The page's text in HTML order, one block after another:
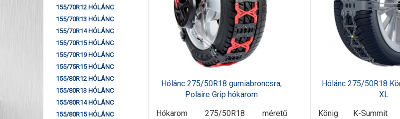
155/70R12 HÓLÁNC
155/70R13 HÓLÁNC
155/70R14 HÓLÁNC
155/70R15 HÓLÁNC
155/70R19 HÓLÁNC
155/75R15 HÓLÁNC
155/80R12 HÓLÁNC
155/80R13 HÓLÁNC
155/80R14 HÓLÁNC
155/80R15 HÓLÁNC
Hólánc 275/50R18 gumiabroncsra,
Polaire Grip hókarom
Hókarom 275/50R18 méretű
Hólánc 275/50R18
XL
König K-